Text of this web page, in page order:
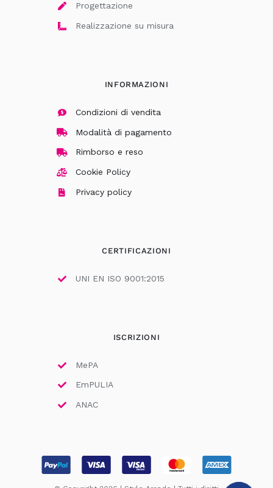
Progettazione
Realizzazione su misura
INFORMAZIONI
Condizioni di vendita
Modalità di pagamento
Rimborso e reso
Cookie Policy
Privacy policy
CERTIFICAZIONI
UNI EN ISO 9001:2015
ISCRIZIONI
MePA
EmPULIA
ANAC